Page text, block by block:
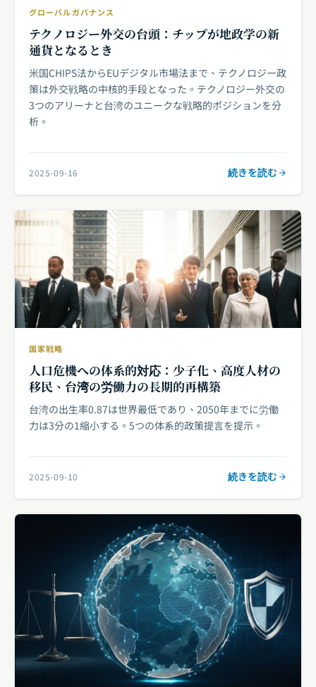
グローバルガバナンス
テクノロジー外交の台頭：チップが地政学の新
通貨となるとき
米国CHIPS法からEUデジタル市場法まで、テクノロジー政
策は外交戦略の中核的手段となった。テクノロジー外交の
3つのアリーナと台湾のユニークな戦略的ポジションを分
析。
2025-09-16 続きを読む
国家戦略
人口危機への体系的対応：少子化、高度人材の
移民、台湾の労働力の長期的再構築
台湾の出生率0.87は世界最低であり、2050年までに労働
力は3分の1縮小する。5つの体系的政策提言を提示。
2025-09-10 続きを読む